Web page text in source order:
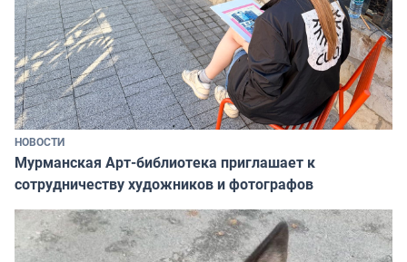
НОВОСТИ
Мурманская Арт-библиотека приглашает к
сотрудничеству художников и фотографов